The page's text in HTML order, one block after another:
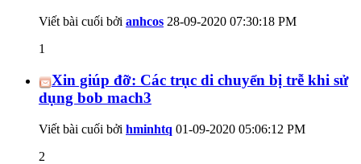
Viết bài cuối bởi anhcos 28-09-2020 07:30:18 PM
1
Xin giúp đỡ: Các trục di chuyển bị trễ khi sử
dụng bob mach3
Viết bài cuối bởi hminhtq 01-09-2020 05:06:12 PM
2